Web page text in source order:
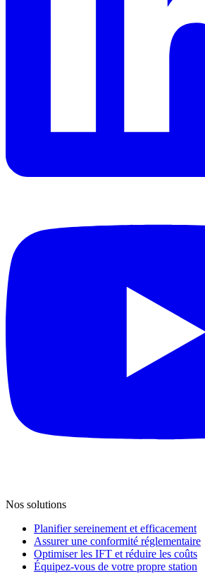
Nos solutions
Planifier sereinement et efficacement
Assurer une conformité réglementaire
Optimiser les IFT et réduire les coûts
Équipez-vous de votre propre station